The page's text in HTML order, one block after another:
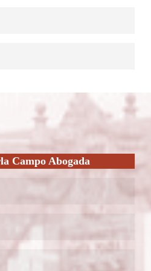
a su disposición.
derecho.
el derecho procesal.
que te llevan a solo una cita
que te ayude a saber sobre
ofrecen un servicio de calidad
civil, penal, de familia,
Campo Abogada
ubicado en Lugo con actuación
especializada en derecho
y mucho más.
solo se encarga una persona